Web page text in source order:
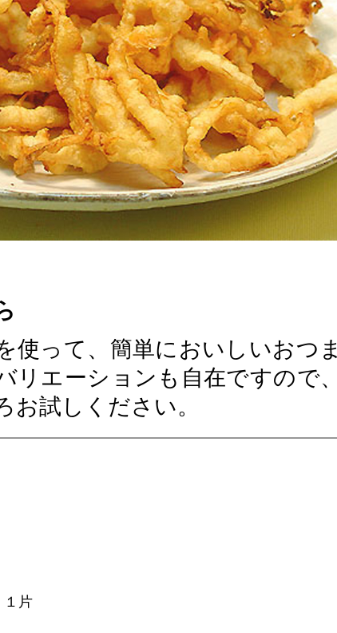
使って、簡単においしいおつま
リエーションも自在ですので、
お試しください。
１片